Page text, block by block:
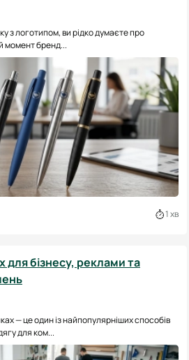
з логотипом, ви рідко думаєте про
момент бренд...
1 хв
для бізнесу, реклами та
— це один із найпопулярніших способів
для ком...